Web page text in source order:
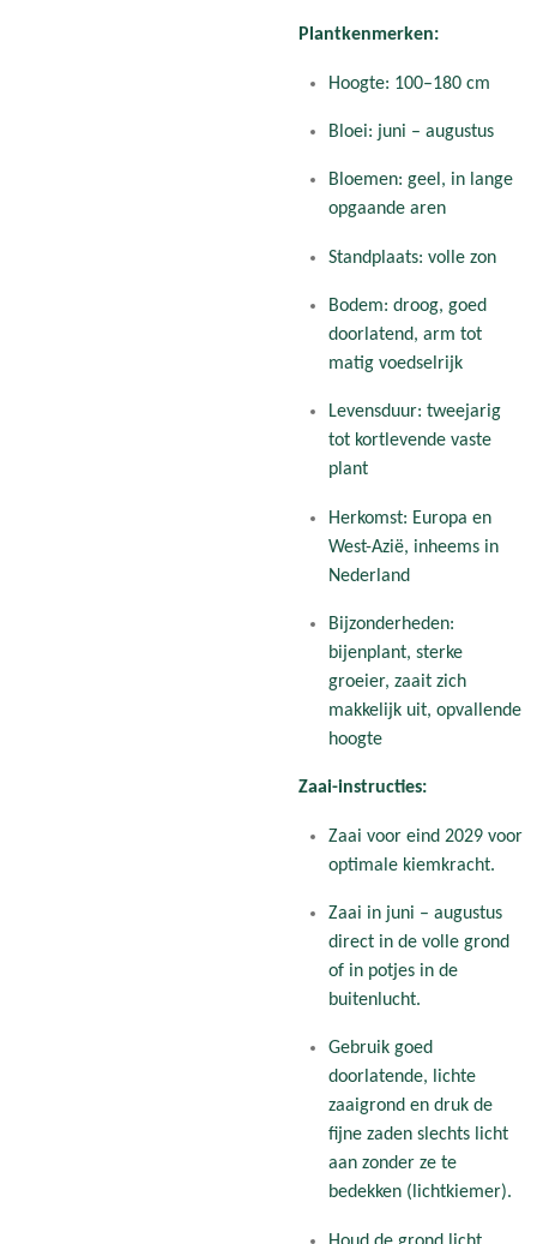
Plantkenmerken:
Hoogte: 100–180 cm
Bloei: juni – augustus
Bloemen: geel, in lange
opgaande aren
Standplaats: volle zon
Bodem: droog, goed
doorlatend, arm tot
matig voedselrijk
Levensduur: tweejarig
tot kortlevende vaste
plant
Herkomst: Europa en
West-Azië, inheems in
Nederland
Bijzonderheden:
bijenplant, sterke
groeier, zaait zich
makkelijk uit, opvallende
hoogte
Zaai-instructies:
Zaai voor eind 2029 voor
optimale kiemkracht.
Zaai in juni – augustus
direct in de volle grond
of in potjes in de
buitenlucht.
Gebruik goed
doorlatende, lichte
zaaigrond en druk de
fijne zaden slechts licht
aan zonder ze te
bedekken (lichtkiemer).